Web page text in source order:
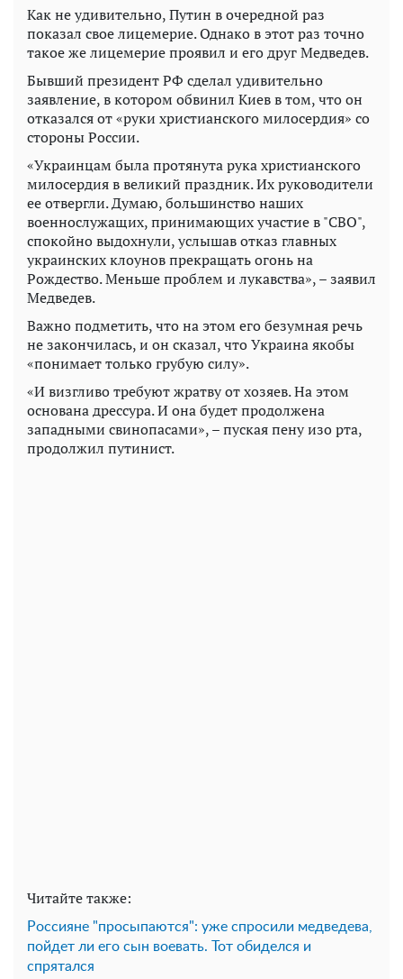
Как не удивительно, Путин в очередной раз
показал свое лицемерие. Однако в этот раз точно
такое же лицемерие проявил и его друг Медведев.
Бывший президент РФ сделал удивительно
заявление, в котором обвинил Киев в том, что он
отказался от «руки христианского милосердия» со
стороны России.
«Украинцам была протянута рука христианского
милосердия в великий праздник. Их руководители
ее отвергли. Думаю, большинство наших
военнослужащих, принимающих участие в "СВО",
спокойно выдохнули, услышав отказ главных
украинских клоунов прекращать огонь на
Рождество. Меньше проблем и лукавства», – заявил
Медведев.
Важно подметить, что на этом его безумная речь
не закончилась, и он сказал, что Украина якобы
«понимает только грубую силу».
«И визгливо требуют жратву от хозяев. На этом
основана дрессура. И она будет продолжена
западными свинопасами», – пуская пену изо рта,
продолжил путинист.
Читайте также:
Россияне "просыпаются": уже спросили медведева,
пойдет ли его сын воевать. Тот обиделся и
спрятался